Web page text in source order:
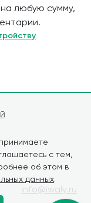
с тем,
об этом в
данных.
любую сумму,
info@iwaly.ru